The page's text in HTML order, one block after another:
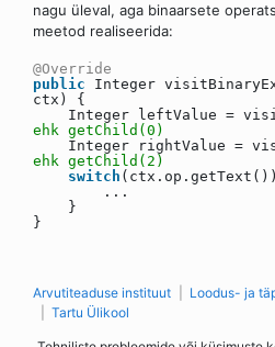
nagu üleval, aga binaarsete
meetod realiseerida:
@Override
public
Integer
ctx) {
Integer leftValue =
ehk getChild(0)
Integer rightValue =
ehk getChild(2)
switch
...
}
}
Arvutiteaduse instituut
Loodus- ja
Tartu Ülikool